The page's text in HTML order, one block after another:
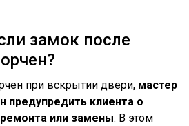
замок после
при вскрытии двери, мастер
клиента о
или замены. В этом